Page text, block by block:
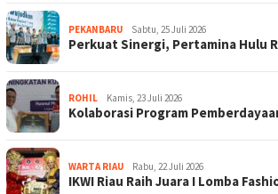
PEKANBARU Sabtu, 25 Juli 2026
Perkuat Sinergi, Pertamina Hulu
ROHIL Kamis, 23 Juli 2026
Kolaborasi Program
WARTA RIAU Rabu, 22 Juli 2026
IKWI Riau Raih Juara I Lomba